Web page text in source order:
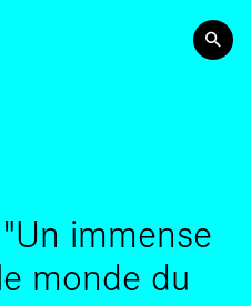
PRINCIPAL
immense
monde du